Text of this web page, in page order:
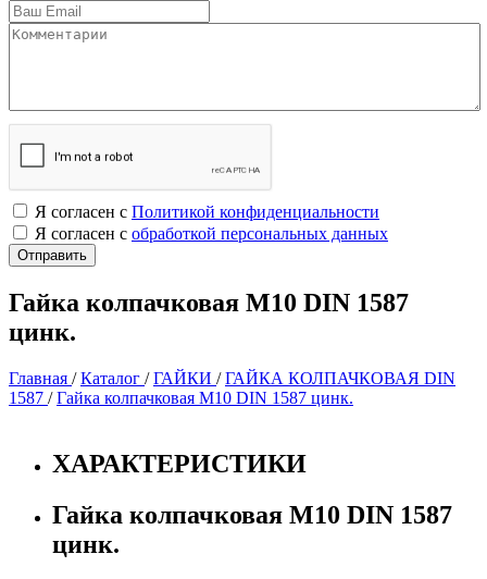
Я согласен с Политикой конфиденциальности
Я согласен с обработкой персональных данных
Гайка колпачковая М10 DIN 1587
цинк.
Главная /Каталог /ГАЙКИ /ГАЙКА КОЛПАЧКОВАЯ DIN
1587 /Гайка колпачковая М10 DIN 1587 цинк.
ХАРАКТЕРИСТИКИ
Гайка колпачковая М10 DIN 1587
цинк.